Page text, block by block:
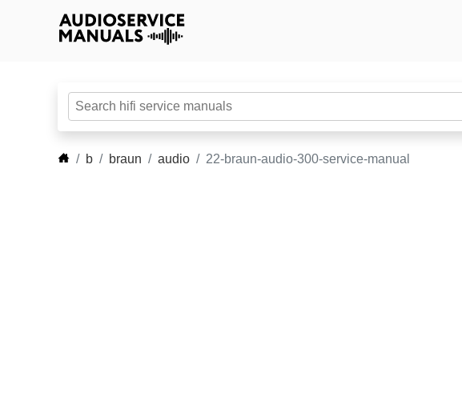
b braun audio 22-braun-audio-300-service-manual